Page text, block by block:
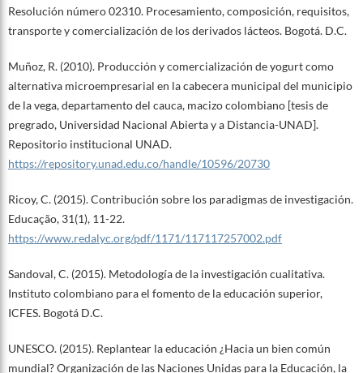
Resolución número 02310. Procesamiento, composición, requisitos,
transporte y comercialización de los derivados lácteos. Bogotá. D.C.
Muñoz, R. (2010). Producción y comercialización de yogurt como
alternativa microempresarial en la cabecera municipal del municipio
de la vega, departamento del cauca, macizo colombiano [tesis de
pregrado, Universidad Nacional Abierta y a Distancia-UNAD].
Repositorio institucional UNAD.
https://repository.unad.edu.co/handle/10596/20730
Ricoy, C. (2015). Contribución sobre los paradigmas de investigación.
Educação, 31(1), 11-22.
https://www.redalyc.org/pdf/1171/117117257002.pdf
Sandoval, C. (2015). Metodología de la investigación cualitativa.
Instituto colombiano para el fomento de la educación superior,
ICFES. Bogotá D.C.
UNESCO. (2015). Replantear la educación ¿Hacia un bien común
mundial? Organización de las Naciones Unidas para la Educación, la